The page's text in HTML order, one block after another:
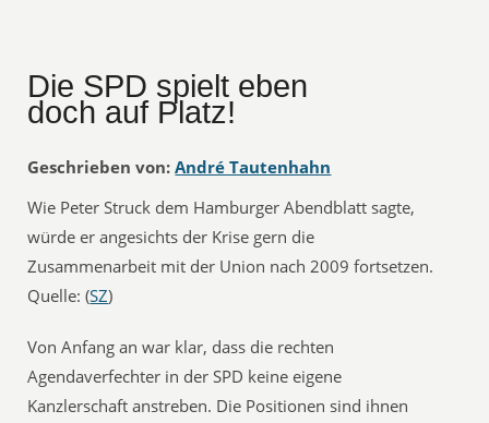
Die SPD spielt eben
doch auf Platz!
Geschrieben von: André Tautenhahn
Wie Peter Struck dem Hamburger Abendblatt sagte,
würde er angesichts der Krise gern die
Zusammenarbeit mit der Union nach 2009 fortsetzen.
Quelle: (SZ)
Von Anfang an war klar, dass die rechten
Agendaverfechter in der SPD keine eigene
Kanzlerschaft anstreben. Die Positionen sind ihnen